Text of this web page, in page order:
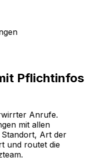
Pflichtinfos
Anrufe.
mit allen
Art der
und routet die